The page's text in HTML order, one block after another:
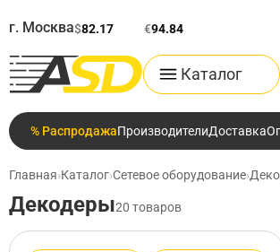
г. Москва$82.17 €94.84
Каталог
% РаспродажаПроизводителиДоставка
Главная›Каталог›Сетевое оборудование›
Декодеры20 товаров